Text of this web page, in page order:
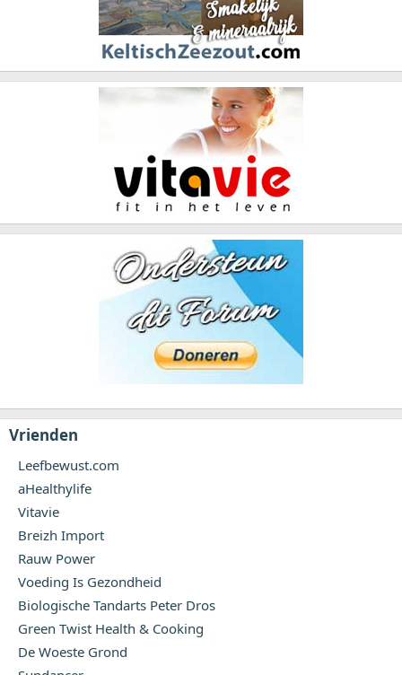
Vrienden
Leefbewust.com
aHealthylife
Vitavie
Breizh Import
Rauw Power
Voeding Is Gezondheid
Biologische Tandarts Peter Dros
Green Twist Health & Cooking
De Woeste Grond